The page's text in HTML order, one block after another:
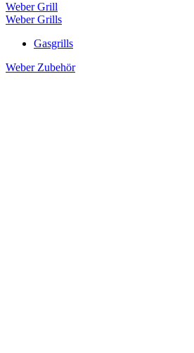
Weber Grill
Weber Grills
Gasgrills
Weber Zubehör